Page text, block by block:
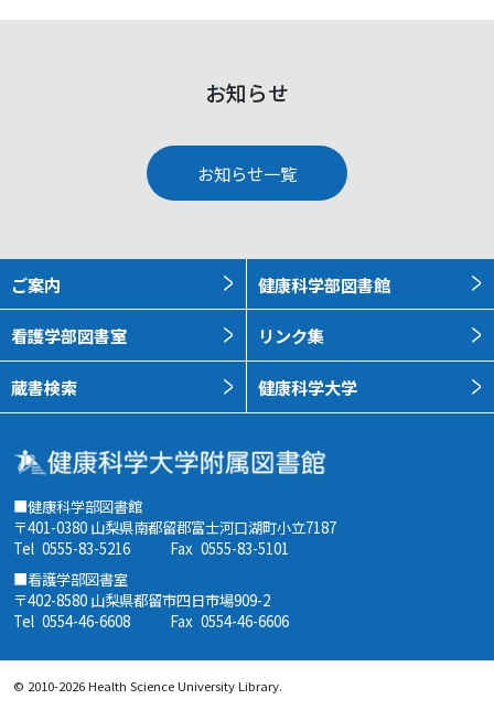
お知らせ
お知らせ一覧
ご案内 健康科学部図書館
看護学部図書室 リンク集
蔵書検索 健康科学大学
■健康科学部図書館
〒401-0380 山梨県南都留郡富士河口湖町小立7187
Tel 0555-83-5216 Fax 0555-83-5101
■看護学部図書室
〒402-8580 山梨県都留市四日市場909-2
Tel 0554-46-6608 Fax 0554-46-6606
© 2010-2026 Health Science University Library.